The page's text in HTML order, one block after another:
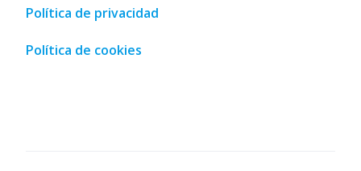
Política de privacidad
Política de cookies